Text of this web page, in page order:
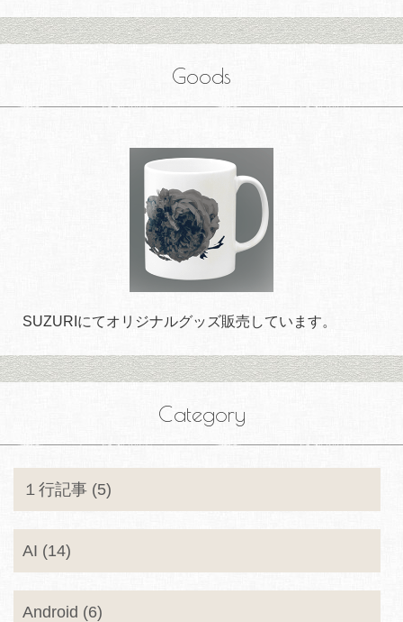
Goods
SUZURIにてオリジナルグッズ販売しています。
Category
１行記事 (5)
AI (14)
Android (6)